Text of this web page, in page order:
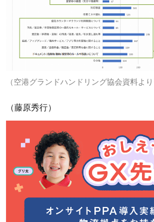
（空港グランドハンドリング協会資料より
（藤原秀行）